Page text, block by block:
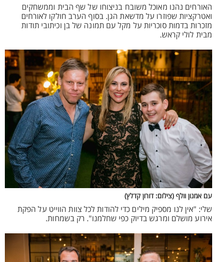
האורחים נהנו מאוכל משובח בניצוחו של שף הבית וממשחקים
ואטרקציות שפוזרו על מדשאת הגן. בסוף הערב חולקו לאורחים
מזכרות בדמות סוכריות על מקל עם תמונה של בן וכיתובי תודות
מבית לולי קראש.
עם אמנון וולף (צילום: דורון קדלץ)
שלי: "אין לנו מספיק מילים כדי להודות לכל צוות הווייט על הפקת
אירוע מושלם ומרגש בדיוק כפי שחלמנו". רק בשמחות.